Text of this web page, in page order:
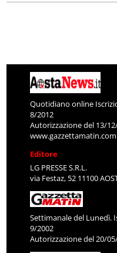
Quotidiano online
8/2012
Autorizzazione del 13/
www.gazzettamatin.com
Editore
LG PRESSE S.R.L.
via Festaz, 52 11100
Settimanale del Lunedì.
9/2002
Autorizzazione del 20/